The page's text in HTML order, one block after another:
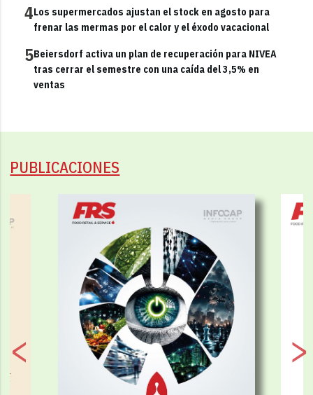
4Los supermercados ajustan el stock en agosto para
frenar las mermas por el calor y el éxodo vacacional
5Beiersdorf activa un plan de recuperación para NIVEA
tras cerrar el semestre con una caída del 3,5% en
ventas
PUBLICACIONES